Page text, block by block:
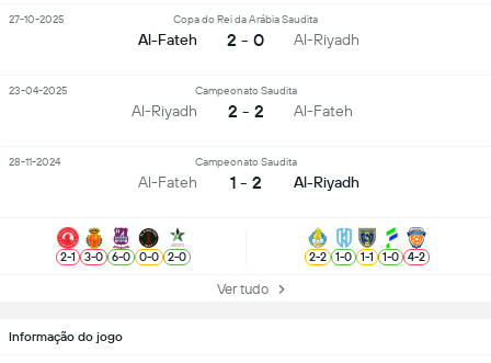
Informação do jogo
Al-Fateh
Copa do Rei da Arábia Saudita
2 - 0 Al-Riyadh
27-10-2025
Al-Riyadh
Campeonato Saudita
2 - 2 Al-Fateh
23-04-2025
Al-Fateh
Campeonato Saudita
1 - 2 Al-Riyadh
28-11-2024
2-1 3-0 6-0 0-0 2-0 2-2 1-0 1-1 1-0 4-2
Ver tudo